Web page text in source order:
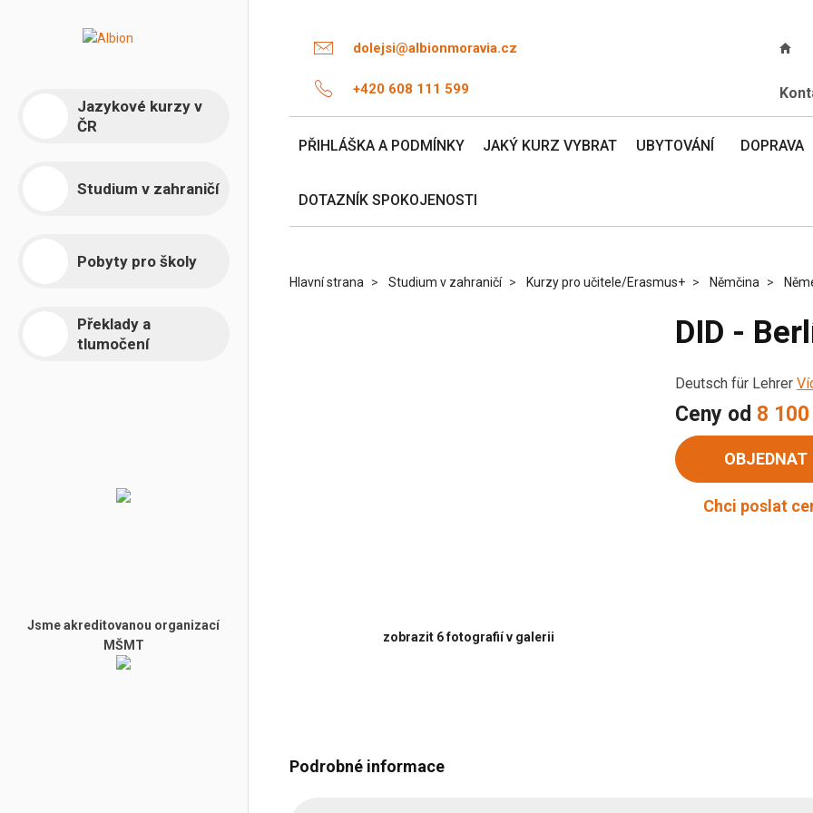
Jazykové kurzy v
ČR
Studium v zahraničí
Pobyty pro školy
Překlady a
tlumočení
Jsme akreditovanou organizací
MŠMT
dolejsi@albionmoravia.cz
+420 608 111 599
PŘIHLÁŠKA A PODMÍNKY JAKÝ KURZ VYBRAT UBYTOVÁNÍ DOPRAVA
DOTAZNÍK SPOKOJENOSTI
Hlavní strana Studium v zahraničí Kurzy pro učitele/Erasmus+ Němčina
zobrazit 6 fotografií v galerii
DID -
Deutsch für Lehrer
Ceny od 8
OBJEDNAT
Chci poslat
Podrobné informace